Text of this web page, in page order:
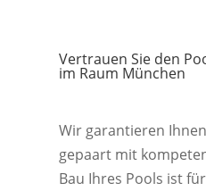
Vertrauen Sie den
im Raum München
Wir garantieren
gepaart mit
Bau Ihres Pools ist